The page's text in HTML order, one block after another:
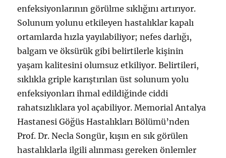
enfeksiyonlarının görülme sıklığını artırıyor.
Solunum yolunu etkileyen hastalıklar kapalı
ortamlarda hızla yayılabiliyor; nefes darlığı,
balgam ve öksürük gibi belirtilerle kişinin
yaşam kalitesini olumsuz etkiliyor. Belirtileri,
sıklıkla griple karıştırılan üst solunum yolu
enfeksiyonları ihmal edildiğinde ciddi
rahatsızlıklara yol açabiliyor. Memorial Antalya
Hastanesi Göğüs Hastalıkları Bölümü’nden
Prof. Dr. Necla Songür, kışın en sık görülen
hastalıklarla ilgili alınması gereken önlemler